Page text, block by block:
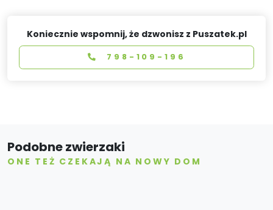
Koniecznie wspomnij, że dzwonisz z Puszatek.pl
798-109-196
Podobne zwierzaki
ONE TEŻ CZEKAJĄ NA NOWY DOM